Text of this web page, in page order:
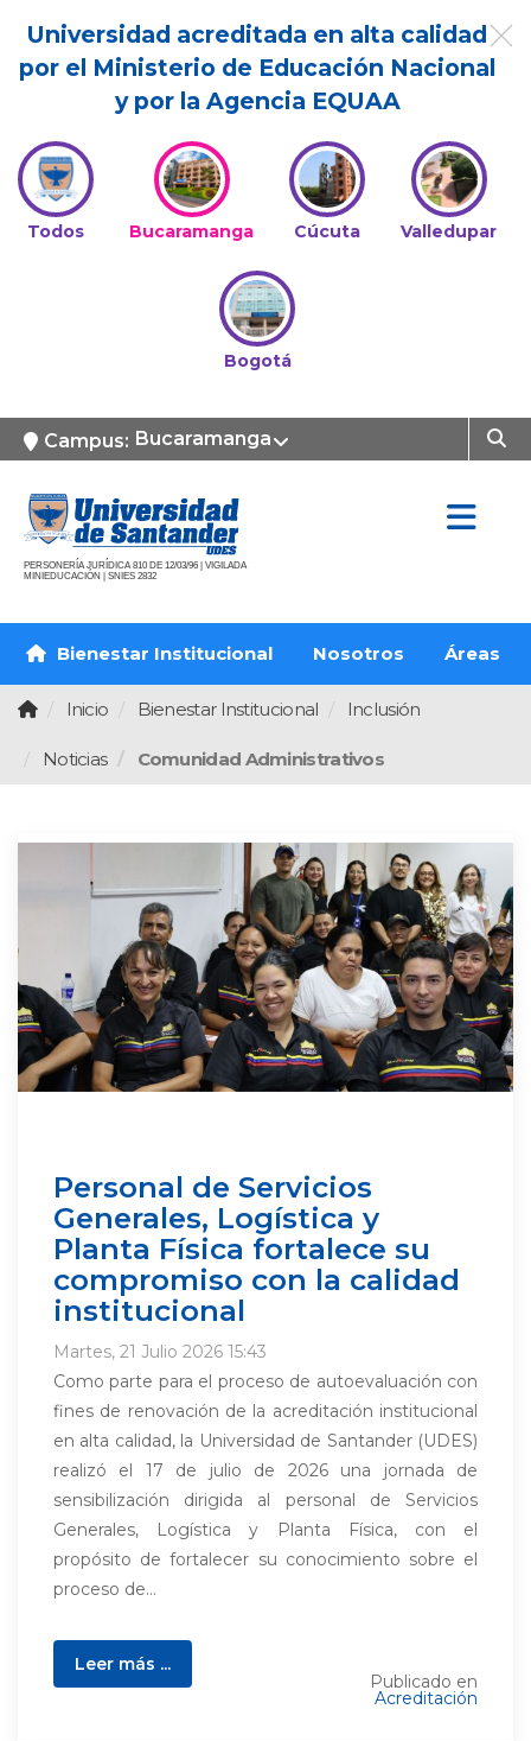
Universidad acreditada en alta calidad
por el Ministerio de Educación Nacional
y por la Agencia EQUAA
Todos Bucaramanga Cúcuta Valledupar
Bogotá
Campus: Bucaramanga
PERSONERÍA JURÍDICA 810 DE 12/03/96 | VIGILADA
MINIEDUCACIÓN | SNIES 2832
Bienestar Institucional Nosotros Áreas
Inicio Bienestar Institucional Inclusión
Noticias Comunidad Administrativos
Personal de Servicios
Generales, Logística y
Planta Física fortalece su
compromiso con la calidad
institucional
Martes, 21 Julio 2026 15:43
Como parte para el proceso de autoevaluación con
fines de renovación de la acreditación institucional
en alta calidad, la Universidad de Santander (UDES)
realizó el 17 de julio de 2026 una jornada de
sensibilización dirigida al personal de Servicios
Generales, Logística y Planta Física, con el
propósito de fortalecer su conocimiento sobre el
proceso de...
Leer más ...
Publicado en
Acreditación